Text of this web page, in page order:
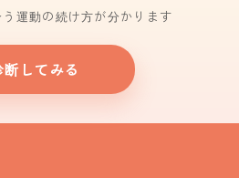
運動の続け方が分かります
断してみる